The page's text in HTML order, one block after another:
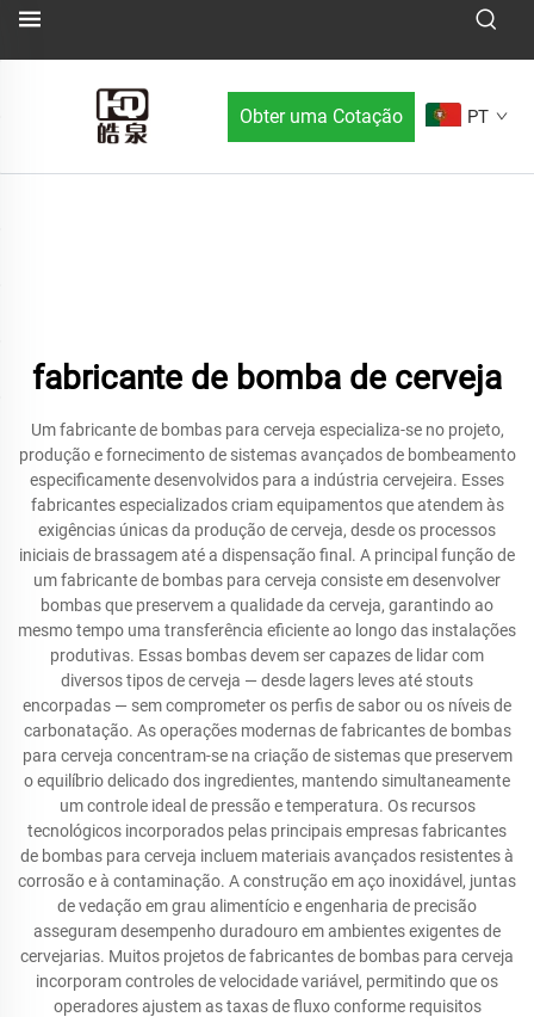
Obter uma Cotação PT
fabricante de bomba de cerveja
Um fabricante de bombas para cerveja especializa-se no projeto,
produção e fornecimento de sistemas avançados de bombeamento
especificamente desenvolvidos para a indústria cervejeira. Esses
fabricantes especializados criam equipamentos que atendem às
exigências únicas da produção de cerveja, desde os processos
iniciais de brassagem até a dispensação final. A principal função de
um fabricante de bombas para cerveja consiste em desenvolver
bombas que preservem a qualidade da cerveja, garantindo ao
mesmo tempo uma transferência eficiente ao longo das instalações
produtivas. Essas bombas devem ser capazes de lidar com
diversos tipos de cerveja — desde lagers leves até stouts
encorpadas — sem comprometer os perfis de sabor ou os níveis de
carbonatação. As operações modernas de fabricantes de bombas
para cerveja concentram-se na criação de sistemas que preservem
o equilíbrio delicado dos ingredientes, mantendo simultaneamente
um controle ideal de pressão e temperatura. Os recursos
tecnológicos incorporados pelas principais empresas fabricantes
de bombas para cerveja incluem materiais avançados resistentes à
corrosão e à contaminação. A construção em aço inoxidável, juntas
de vedação em grau alimentício e engenharia de precisão
asseguram desempenho duradouro em ambientes exigentes de
cervejarias. Muitos projetos de fabricantes de bombas para cerveja
incorporam controles de velocidade variável, permitindo que os
operadores ajustem as taxas de fluxo conforme requisitos